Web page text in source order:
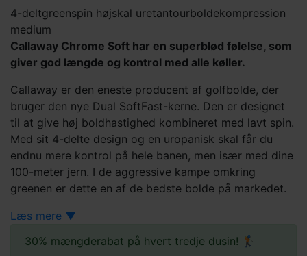
4-deltgreenspin højskal uretantourboldekompression
medium
Callaway Chrome Soft har en superblød følelse, som
giver god længde og kontrol med alle køller.
Callaway er den eneste producent af golfbolde, der
bruger den nye Dual SoftFast-kerne. Den er designet
til at give høj boldhastighed kombineret med lavt spin.
Med sit 4-delte design og en uropanisk skal får du
endnu mere kontrol på hele banen, men især med dine
100-meter jern. I de aggressive kampe omkring
greenen er dette en af de bedste bolde på markedet.
Dette er en bold, som Callaway har lagt en utrolig
lidt hårdere bold, skal du tjekkeCallaway Chrome Soft
Læs mere ▼
30% mængderabat på hvert tredje dusin! 🏌